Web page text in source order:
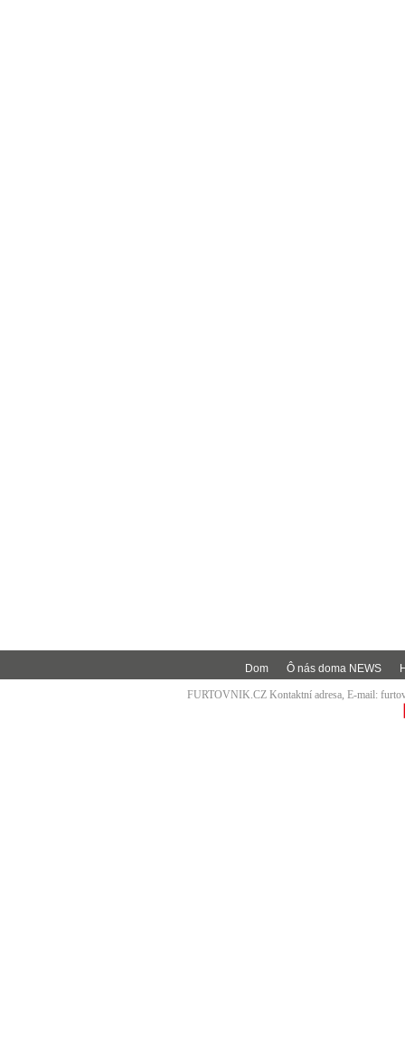
Dom Ô nás doma NEWS
FURTOVNIK.CZ Kontaktní adresa, E-mail: